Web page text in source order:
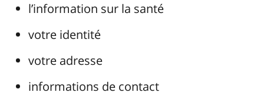
l’information sur la santé
votre identité
votre adresse
informations de contact